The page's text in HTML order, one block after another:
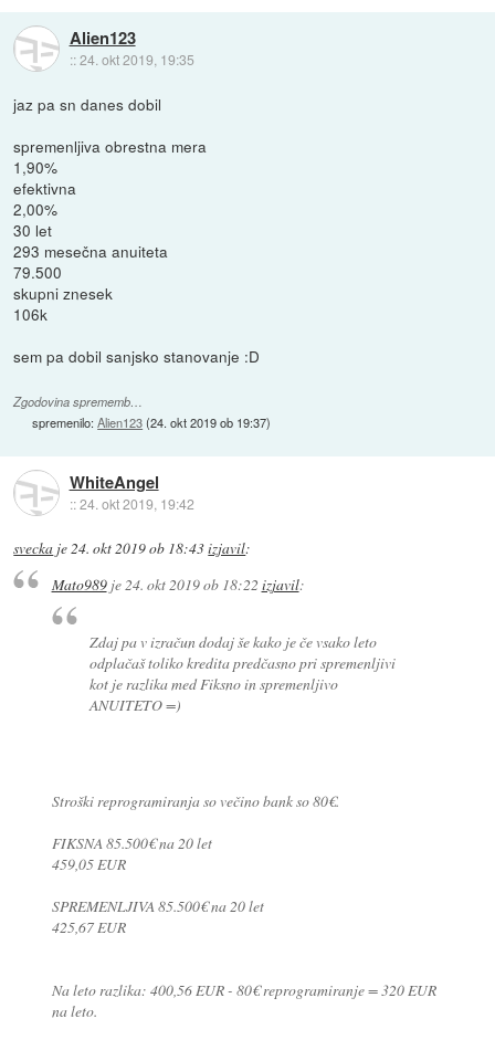
Alien123
::24. okt 2019, 19:35
jaz pa sn danes dobil
spremenljiva obrestna mera
1,90%
efektivna
2,00%
30 let
293 mesečna anuiteta
79.500
skupni znesek
106k
sem pa dobil sanjsko stanovanje :D
Zgodovina sprememb…
spremenilo:Alien123(24. okt 2019 ob 19:37)
WhiteAngel
::24. okt 2019, 19:42
svecka je24. okt 2019 ob 18:43izjavil:
Mato989je24. okt 2019 ob 18:22 izjavil:
Zdaj pa v izračun dodaj še kako je če vsako leto
odplačaš toliko kredita predčasno pri spremenljivi
kot je razlika med Fiksno in spremenljivo
ANUITETO =)
Stroški reprogramiranja so večino bank so 80€.
FIKSNA 85.500€ na 20 let
459,05 EUR
SPREMENLJIVA 85.500€ na 20 let
425,67 EUR
Na leto razlika: 400,56 EUR - 80€ reprogramiranje = 320 EUR
na leto.